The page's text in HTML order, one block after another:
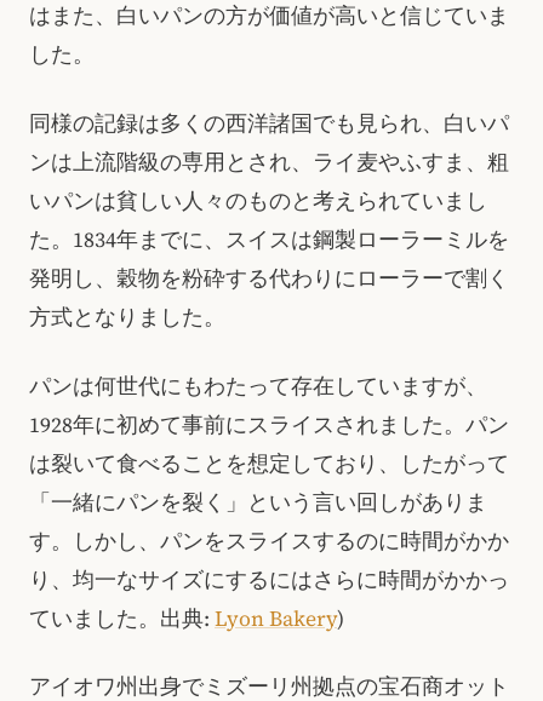
はまた、白いパンの方が価値が高いと信じていま
した。
同様の記録は多くの西洋諸国でも見られ、白いパ
ンは上流階級の専用とされ、ライ麦やふすま、粗
いパンは貧しい人々のものと考えられていまし
た。1834年までに、スイスは鋼製ローラーミルを
発明し、穀物を粉砕する代わりにローラーで割く
方式となりました。
パンは何世代にもわたって存在していますが、
1928年に初めて事前にスライスされました。パン
は裂いて食べることを想定しており、したがって
「一緒にパンを裂く」という言い回しがありま
す。しかし、パンをスライスするのに時間がかか
り、均一なサイズにするにはさらに時間がかかっ
ていました。出典: Lyon Bakery)
アイオワ州出身でミズーリ州拠点の宝石商オット